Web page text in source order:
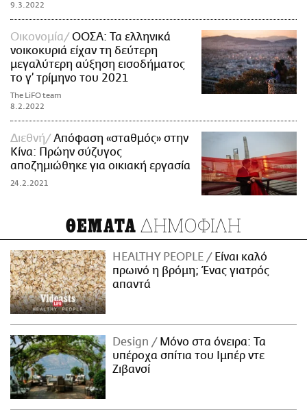
9.3.2022
Οικονομία
ΟΟΣΑ: Τα ελληνικά
νοικοκυριά είχαν τη δεύτερη
μεγαλύτερη αύξηση εισοδήματος
το γ’ τρίμηνο του 2021
The LiFO team
8.2.2022
Διεθνή
Απόφαση «σταθμός» στην
Κίνα: Πρώην σύζυγος
αποζημιώθηκε για οικιακή εργασία
24.2.2021
ΘΕΜΑΤΑ ΔΗΜΟΦΙΛΗ
HEALTHY PEOPLE
Είναι καλό
πρωινό η βρόμη; Ένας γιατρός
απαντά
Design
Μόνο στα όνειρα: Τα
υπέροχα σπίτια του Ιμπέρ ντε
Ζιβανσί